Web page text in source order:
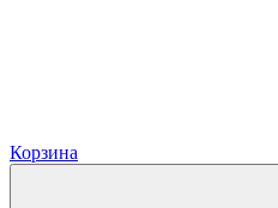
Корзина